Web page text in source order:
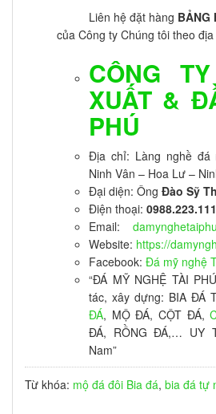
Liên hệ đặt hàng BẢNG
của Công ty Chúng tôi theo
CÔNG
XUẤT &
PHÚ
Địa chỉ: Làng nghề đá
Ninh Vân – Hoa Lư –
Đại diện: Ông Đào Sỹ
Điện thoại:
Email:
Website: https://
Facebook: Đá mỹ nghệ
“ĐÁ MỸ NGHỆ TÀI
tác, xây dựng: BIA ĐÁ
ĐÁ, MỘ ĐÁ, CỘT ĐÁ,
ĐÁ, RỒNG ĐÁ,… UY
Nam”
Từ khóa: mộ đá đôi Bia đá, bia đá tự